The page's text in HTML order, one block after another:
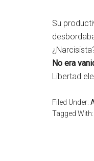
Su
No era
Libertad
Filed Under:
Tagged With: